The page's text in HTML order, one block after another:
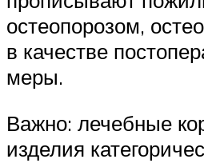
остеопорозом,
в качестве
меры.
Важно: лечебные
изделия